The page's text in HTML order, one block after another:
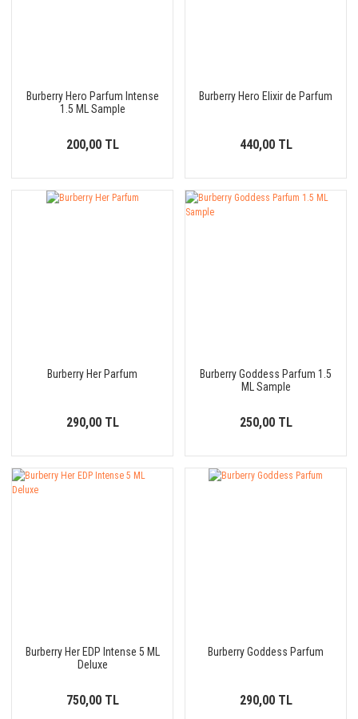
Burberry Hero Parfum Intense
1.5 ML Sample
200,00 TL
Burberry Hero Elixir de Parfum
440,00 TL
Burberry Her Parfum
290,00 TL
Burberry Goddess Parfum 1.5
ML Sample
250,00 TL
Burberry Her EDP Intense 5 ML
Deluxe
750,00 TL
Burberry Goddess Parfum
290,00 TL